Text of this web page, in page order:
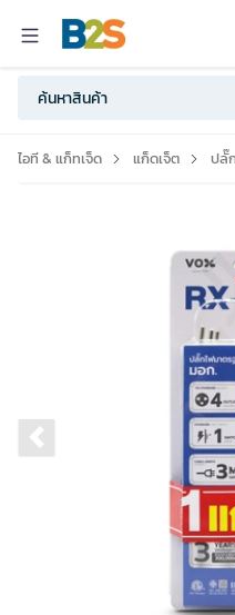
ไอที & แก็ทเจ็ด แก็ดเจ็ต ปลั๊
Previous